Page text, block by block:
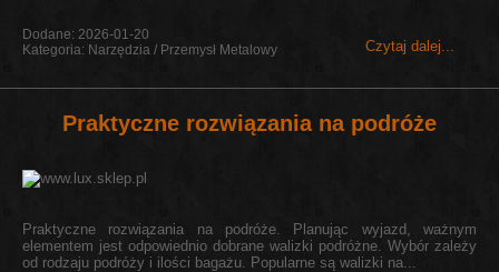
Czytaj dalej...
Dodane: 2026-01-20
Kategoria: Narzędzia / Przemysł Metalowy
Praktyczne rozwiązania na podróże
Praktyczne rozwiązania na podróże. Planując wyjazd, ważnym
elementem jest odpowiednio dobrane walizki podróżne. Wybór zależy
od rodzaju podróży i ilości bagażu. Popularne są walizki na...